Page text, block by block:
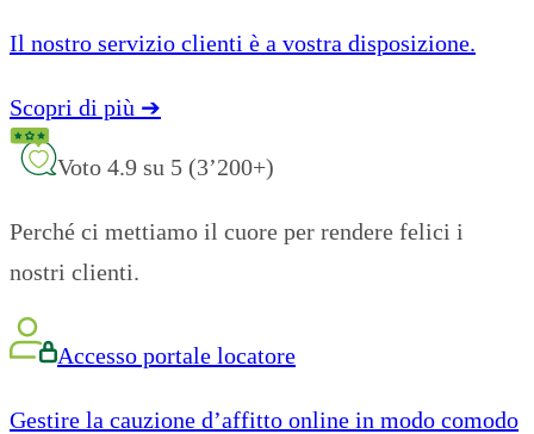
Il nostro servizio clienti è a vostra disposizione.
Scopri di più ➔
Voto 4.9 su 5 (3’200+)
Perché ci mettiamo il cuore per rendere felici i
nostri clienti.
Accesso portale locatore
Gestire la cauzione d’affitto online in modo comodo